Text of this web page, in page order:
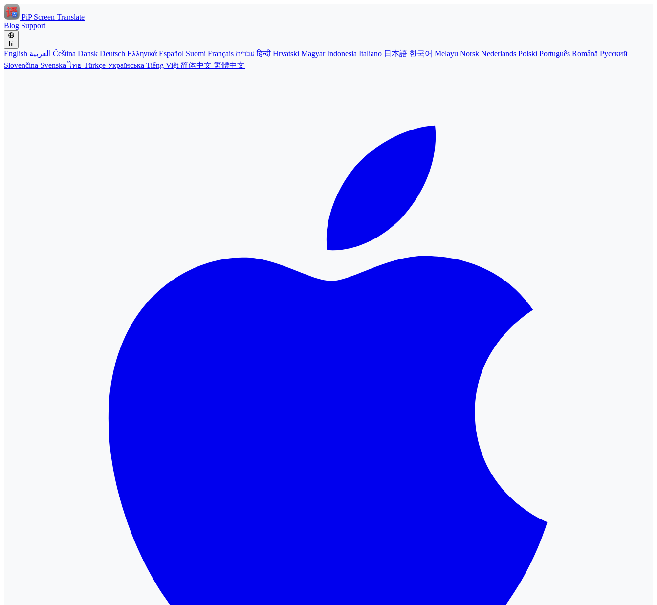
PiP Screen Translate
Blog Support
hi
English Čeština Dansk Deutsch Ελληνικά Español Suomi Français עבריתहिन्दी Hrvatski MagyarIndonesia Italiano 日本語 한국어 Melayu Norsk Nederlands Polski Português Română Русский
Slovenčina Svenskaไทย Türkçe Українська Tiếng Việt 简体中文 繁體中文